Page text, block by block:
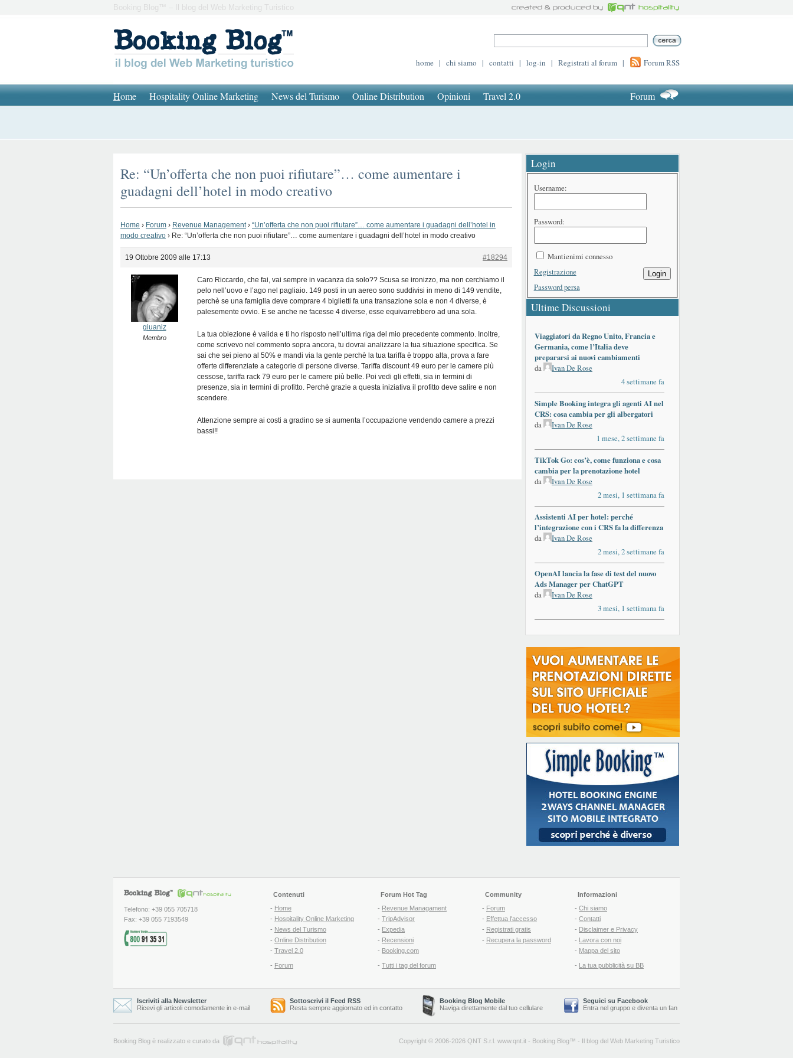
Booking Blog™ – Il blog del Web Marketing Turistico
home | chi siamo | contatti | log-in | Registrati al forum | Forum RSS
Home Hospitality Online Marketing News del Turismo Online Distribution Opinioni Travel 2.0 Forum
Re: “Un’offerta che non puoi rifiutare”… come aumentare i
guadagni dell’hotel in modo creativo
Home › Forum › Revenue Management › “Un’offerta che non puoi rifiutare”… come aumentare i guadagni dell’hotel in
modo creativo › Re: “Un’offerta che non puoi rifiutare”… come aumentare i guadagni dell’hotel in modo creativo
19 Ottobre 2009 alle 17:13 #18294
giuaniz
Membro
Caro Riccardo, che fai, vai sempre in vacanza da solo?? Scusa se ironizzo, ma non cerchiamo il
pelo nell’uovo e l’ago nel pagliaio. 149 posti in un aereo sono suddivisi in meno di 149 vendite,
perchè se una famiglia deve comprare 4 biglietti fa una transazione sola e non 4 diverse, è
palesemente ovvio. E se anche ne facesse 4 diverse, esse equivarrebbero ad una sola.
La tua obiezione è valida e ti ho risposto nell’ultima riga del mio precedente commento. Inoltre,
come scrivevo nel commento sopra ancora, tu dovrai analizzare la tua situazione specifica. Se
sai che sei pieno al 50% e mandi via la gente perchè la tua tariffa è troppo alta, prova a fare
offerte differenziate a categorie di persone diverse. Tariffa discount 49 euro per le camere più
cessose, tariffa rack 79 euro per le camere più belle. Poi vedi gli effetti, sia in termini di
presenze, sia in termini di profitto. Perchè grazie a questa iniziativa il profitto deve salire e non
scendere.
Attenzione sempre ai costi a gradino se si aumenta l’occupazione vendendo camere a prezzi
bassi!!
Login
Username:
Password:
Mantienimi connesso
Login
Registrazione
Password persa
Ultime Discussioni
Viaggiatori da Regno Unito, Francia e
Germania, come l’Italia deve
prepararsi ai nuovi cambiamenti
da
Ivan De Rose
4 settimane fa
Simple Booking integra gli agenti AI nel
CRS: cosa cambia per gli albergatori
da
Ivan De Rose
1 mese, 2 settimane fa
TikTok Go: cos’è, come funziona e cosa
cambia per la prenotazione hotel
da
Ivan De Rose
2 mesi, 1 settimana fa
Assistenti AI per hotel: perché
l’integrazione con i CRS fa la differenza
da
Ivan De Rose
2 mesi, 2 settimane fa
OpenAI lancia la fase di test del nuovo
Ads Manager per ChatGPT
da
Ivan De Rose
3 mesi, 1 settimana fa
Telefono: +39 055 705718
Fax: +39 055 7193549
Contenuti
- Home
- Hospitality Online Marketing
- News del Turismo
- Online Distribution
- Travel 2.0
- Forum
Forum Hot Tag
- Revenue Managament
- TripAdvisor
- Expedia
- Recensioni
- Booking.com
- Tutti i tag del forum
Community
- Forum
- Effettua l'accesso
- Registrati gratis
- Recupera la password
Informazioni
- Chi siamo
- Contatti
- Disclaimer e Privacy
- Lavora con noi
- Mappa del sito
- La tua pubblicità su BB
Iscriviti alla Newsletter
Ricevi gli articoli comodamente in e-mail
Sottoscrivi il Feed RSS
Resta sempre aggiornato ed in contatto
Booking Blog Mobile
Naviga direttamente dal tuo cellulare
Seguici su Facebook
Entra nel gruppo e diventa un fan
Booking Blog è realizzato e curato da Copyright © 2006-2026 QNT S.r.l. www.qnt.it - Booking Blog™ - Il blog del Web Marketing Turistico